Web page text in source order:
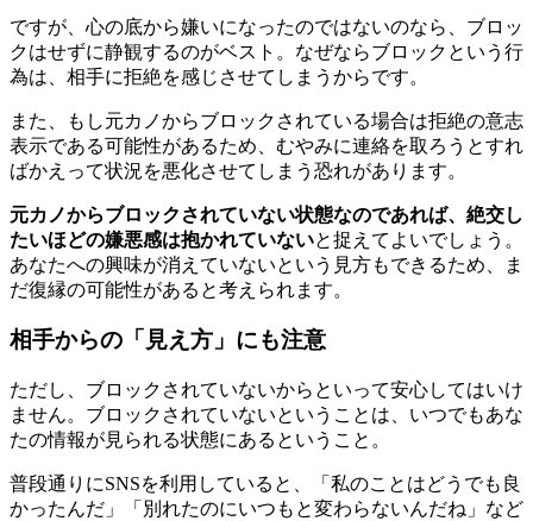
ですが、心の底から嫌いになったのではないのなら、ブロッ
クはせずに静観するのがベスト。なぜならブロックという行
為は、相手に拒絶を感じさせてしまうからです。
また、もし元カノからブロックされている場合は拒絶の意志
表示である可能性があるため、むやみに連絡を取ろうとすれ
ばかえって状況を悪化させてしまう恐れがあります。
元カノからブロックされていない状態なのであれば、絶交し
たいほどの嫌悪感は抱かれていないと捉えてよいでしょう。
あなたへの興味が消えていないという見方もできるため、ま
だ復縁の可能性があると考えられます。
相手からの「見え方」にも注意
ただし、ブロックされていないからといって安心してはいけ
ません。ブロックされていないということは、いつでもあな
たの情報が見られる状態にあるということ。
普段通りにSNSを利用していると、「私のことはどうでも良
かったんだ」「別れたのにいつもと変わらないんだね」など